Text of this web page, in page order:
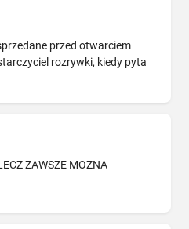
przed otwarciem
rozrywki, kiedy pyta
ZAWSZE MOZNA